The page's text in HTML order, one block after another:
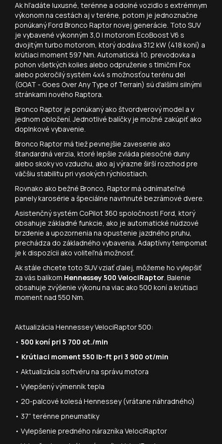
Ak hľadáte luxusné, terénne a odolné vozidlo s extrémnym
výkonom na cestách aj v teréne, potom je jednoznačne
ponúkaný Ford Bronco Raptor novej generácie. Toto SUV
je vybavené výkonným 3,0 l motorom EcoBoost V6 s
dvojitým turbo motorom, ktorý dodáva 312 kW (418 koní) a
krútiaci moment 597 Nm. Automatická 10. prevodovka a
pohon všetkých kolies alebo odpruženie s tlmičmi Fox
alebo pokročilý systém 4x4 s možnosťou terénu del
(GOAT - Goes Over Any Type of Terrain) sú ďalšími silnými
stránkami nového Raptora.
Bronco Raptor je ponúkaný ako štvordverový model a v
jednom obložení. Jednotlivé balíčky je možné zakúpiť ako
doplnkové vybavenie.
Bronco Raptor má tiež pevnejšie zavesenie ako
štandardná verzia, ktoré lepšie zvláda piesočné duny
alebo skoky vo vzduchu, ako aj výrazne širší rozchod pre
väčšiu stabilitu pri vysokých rýchlostiach.
Rovnako ako bežné Bronco, Raptor má odnímateľné
panely karosérie a špeciálne navrhnuté bezrámové dvere.
Asistenčný systém CoPilot 360 spoločnosti Ford, ktorý
obsahuje základné funkcie, ako je automatické núdzové
brzdenie a upozornenia na opustenie jazdného pruhu,
prechádza do základného vybavenia. Adaptívny tempomat
je k dispozícii ako voliteľná možnosť.
Ak stále chcete toto SUV vziať ďalej, môžeme ho vylepšiť
za vás balíkom Hennessey 500 VelociRaptor. Balenie
obsahuje zvýšenie výkonu na viac ako 500 koní a krútiaci
moment nad 550 Nm.
Aktualizácia Hennessey VelociRaptor 500:
• 500 koní pri 5 700 ot./min
• Krútiaci moment 550 lb-ft pri 3 900 ot/min
• Aktualizácia softvéru na správu motora
• Vylepšený výmenník tepla
• 20-palcové kolesá Hennessey (vrátane náhradného)
• 37“ terénne pneumatiky
• Vylepšenie predného nárazníka VelociRaptor